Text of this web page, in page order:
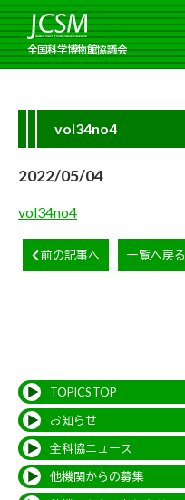
全国科学博物館協議会
vol34no4
2022/05/04
vol34no4
前の記事へ 一覧へ戻る
TOPICS TOP
お知らせ
全科協ニュース
他機関からの募集